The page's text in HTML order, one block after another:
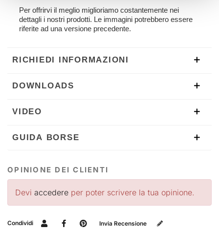
Per offrirvi il meglio miglioriamo costantemente nei
dettagli i nostri prodotti. Le immagini potrebbero essere
riferite ad una versione precedente.
RICHIEDI INFORMAZIONI
DOWNLOADS
VIDEO
GUIDA BORSE
OPINIONE DEI CLIENTI
Devi accedere per poter scrivere la tua opinione.
Condividi Invia Recensione